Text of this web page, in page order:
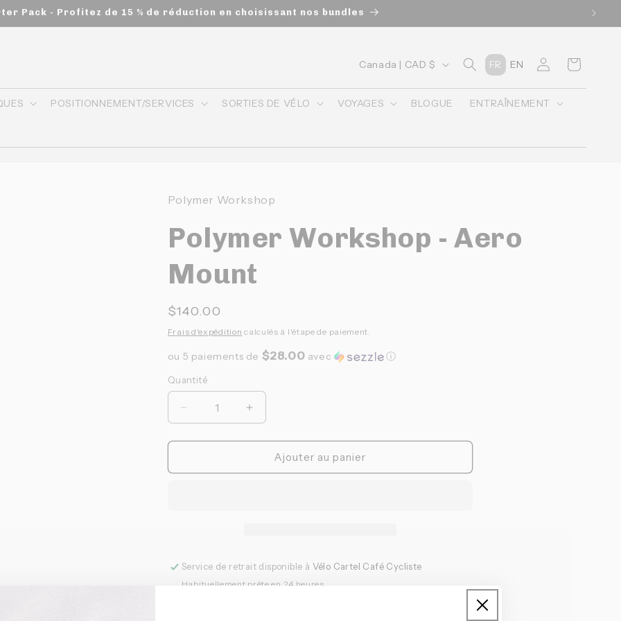
Pack - Profitez de 15 % de réduction en choisissant nos bundles
POSITIONNEMENT/SERVICES SORTIES DE VÉLO VOYAGES BLOGUE ENTRAÎNEMENT
P
a
y
/
i
Canada | CAD $ FR ENConnexionPanier
Polymer Workshop
Polymer Workshop - Aero
Mount
Prix
habituel
$140.00
Frais d'expédition calculés à l'étape de paiement.
ou 5 paiements de $28.00 avec ⓘ
Quantité
Quantité
Réduire
la
quantité
Polymer
Augmenter
la
quantité
Polymer
Ajouter au panier
Service de retrait disponible à Vélo Cartel Café Cycliste
Habituellement prête en 24 heures